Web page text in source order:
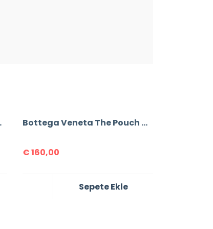
Bag Bottega Veneta The Pouch Mini Bag
€160,00
Sepete Ekle